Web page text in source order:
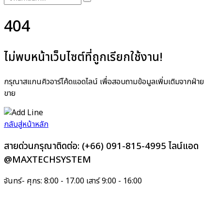
404
ไม่พบหน้าเว็บไซต์ที่ถูกเรียกใช้งาน!
กรุณาสแกนคิวอาร์โค้ดแอดไลน์ เพื่อสอบถามข้อมูลเพิ่มเติมจากฝ่าย
ขาย
กลับสู่หน้าหลัก
สายด่วนกรุณาติดต่อ: (+66) 091-815-4995 ไลน์แอด
@MAXTECHSYSTEM
จันทร์- ศุกร: 8:00 - 17.00 เสาร์ 9:00 - 16:00